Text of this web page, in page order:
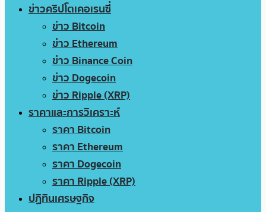
ข่าวคริปโตเคอเรนซี่
ข่าว Bitcoin
ข่าว Ethereum
ข่าว Binance Coin
ข่าว Dogecoin
ข่าว Ripple (XRP)
ราคาและการวิเคราะห์
ราคา Bitcoin
ราคา Ethereum
ราคา Dogecoin
ราคา Ripple (XRP)
ปฏิทินเศรษฐกิจ